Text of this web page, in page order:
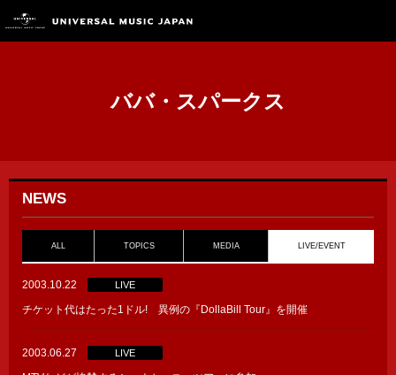
ババ・スパークス
NEWS
ALL TOPICS MEDIA LIVE/EVENT
2003.10.22 LIVE
チケット代はたった1ドル! 異例の『DollaBill Tour』を開催
2003.06.27 LIVE